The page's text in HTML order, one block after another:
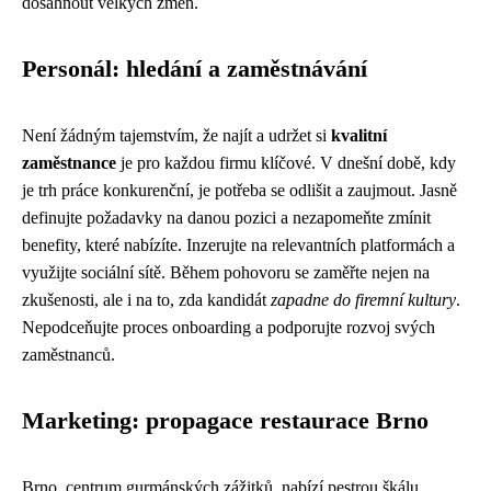
Personál: hledání a zaměstnávání
Není žádným tajemstvím, že najít a udržet si kvalitní
zaměstnance je pro každou firmu klíčové. V dnešní době, kdy
je trh práce konkurenční, je potřeba se odlišit a zaujmout. Jasně
definujte požadavky na danou pozici a nezapomeňte zmínit
benefity, které nabízíte. Inzerujte na relevantních platformách a
využijte sociální sítě. Během pohovoru se zaměřte nejen na
zkušenosti, ale i na to, zda kandidát zapadne do firemní kultury.
Nepodceňujte proces onboarding a podporujte rozvoj svých
zaměstnanců.
Marketing: propagace restaurace Brno
Brno, centrum gurmánských zážitků, nabízí pestrou škálu